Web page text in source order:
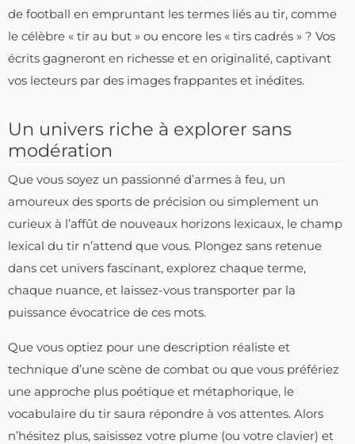
de football en empruntant les termes liés au tir, comme
le célèbre « tir au but » ou encore les « tirs cadrés » ? Vos
écrits gagneront en richesse et en originalité, captivant
vos lecteurs par des images frappantes et inédites.
Un univers riche à explorer sans
modération
Que vous soyez un passionné d’armes à feu, un
amoureux des sports de précision ou simplement un
curieux à l’affût de nouveaux horizons lexicaux, le champ
lexical du tir n’attend que vous. Plongez sans retenue
dans cet univers fascinant, explorez chaque terme,
chaque nuance, et laissez-vous transporter par la
puissance évocatrice de ces mots.
Que vous optiez pour une description réaliste et
technique d’une scène de combat ou que vous préfériez
une approche plus poétique et métaphorique, le
vocabulaire du tir saura répondre à vos attentes. Alors
n’hésitez plus, saisissez votre plume (ou votre clavier) et